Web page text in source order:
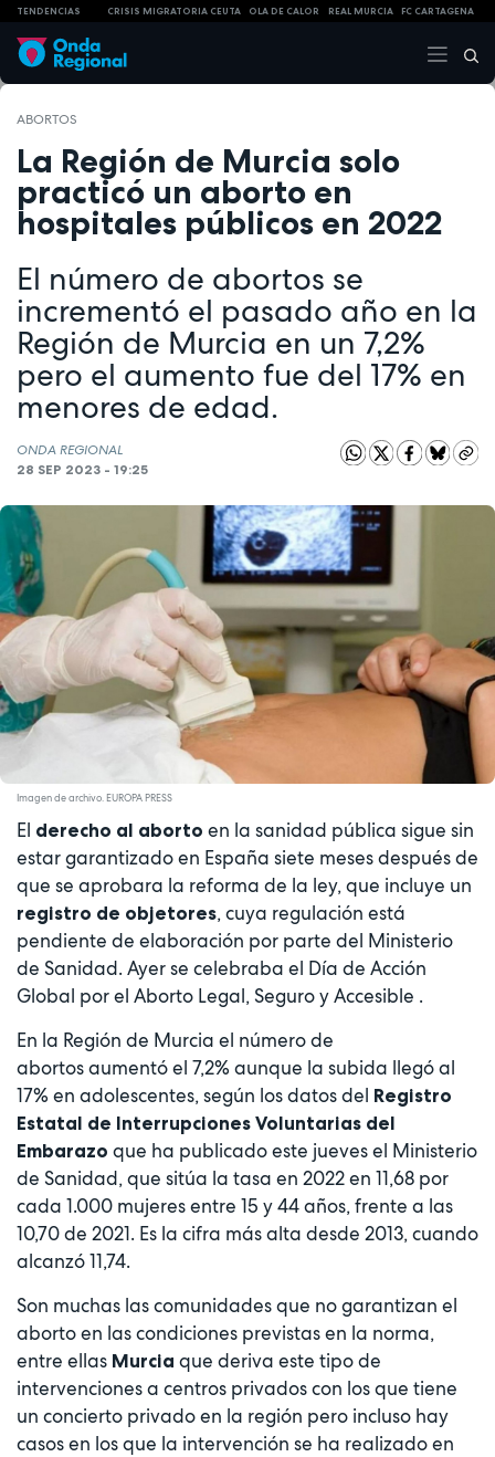
TENDENCIAS CRISIS MIGRATORIA CEUTA OLA DE CALOR REAL MURCIA FC CARTAGENA
ABORTOS
La Región de Murcia solo
practicó un aborto en
hospitales públicos en 2022
El número de abortos se
incrementó el pasado año en la
Región de Murcia en un 7,2%
pero el aumento fue del 17% en
menores de edad.
ONDA REGIONAL
28 SEP 2023 - 19:25
Imagen de archivo. EUROPA PRESS
El derecho al aborto en la sanidad pública sigue sin
estar garantizado en España siete meses después de
que se aprobara la reforma de la ley, que incluye un
registro de objetores, cuya regulación está
pendiente de elaboración por parte del Ministerio
de Sanidad. Ayer se celebraba el Día de Acción
Global por el Aborto Legal, Seguro y Accesible .
En la Región de Murcia el número de
abortos aumentó el 7,2% aunque la subida llegó al
17% en adolescentes, según los datos del Registro
Estatal de Interrupciones Voluntarias del
Embarazo que ha publicado este jueves el Ministerio
de Sanidad, que sitúa la tasa en 2022 en 11,68 por
cada 1.000 mujeres entre 15 y 44 años, frente a las
10,70 de 2021. Es la cifra más alta desde 2013, cuando
alcanzó 11,74.
Son muchas las comunidades que no garantizan el
aborto en las condiciones previstas en la norma,
entre ellas Murcia que deriva este tipo de
intervenciones a centros privados con los que tiene
un concierto privado en la región pero incluso hay
casos en los que la intervención se ha realizado en